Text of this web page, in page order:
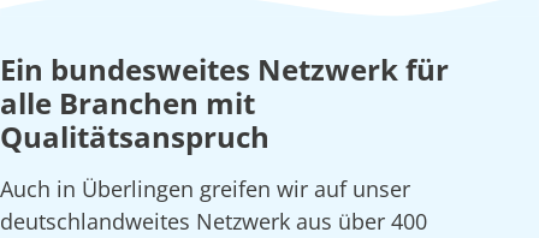
Ein bundesweites Netzwerk für
alle Branchen mit
Qualitätsanspruch
Auch in Überlingen greifen wir auf unser
deutschlandweites Netzwerk aus über 400